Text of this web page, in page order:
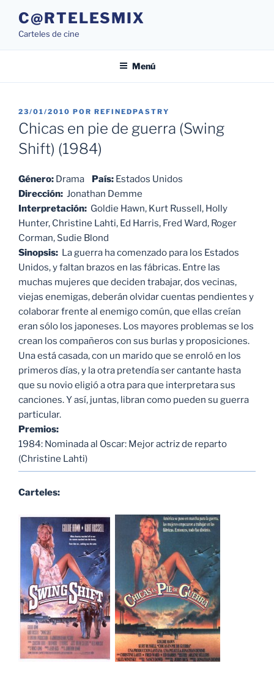
contenido
C@RTELESMIX
Carteles de cine
Menú
PUBLICADO
EL
23/01/2010 POR REFINEDPASTRY
Chicas en pie de guerra (Swing
Shift) (1984)
Género: Drama País: Estados Unidos
Dirección: Jonathan Demme
Interpretación: Goldie Hawn, Kurt Russell, Holly
Hunter, Christine Lahti, Ed Harris, Fred Ward, Roger
Corman, Sudie Blond
Sinopsis: La guerra ha comenzado para los Estados
Unidos, y faltan brazos en las fábricas. Entre las
muchas mujeres que deciden trabajar, dos vecinas,
viejas enemigas, deberán olvidar cuentas pendientes y
colaborar frente al enemigo común, que ellas creían
eran sólo los japoneses. Los mayores problemas se los
crean los compañeros con sus burlas y proposiciones.
Una está casada, con un marido que se enroló en los
primeros días, y la otra pretendía ser cantante hasta
que su novio eligió a otra para que interpretara sus
canciones. Y así, juntas, libran como pueden su guerra
particular.
Premios:
1984: Nominada al Oscar: Mejor actriz de reparto
(Christine Lahti)
Carteles: